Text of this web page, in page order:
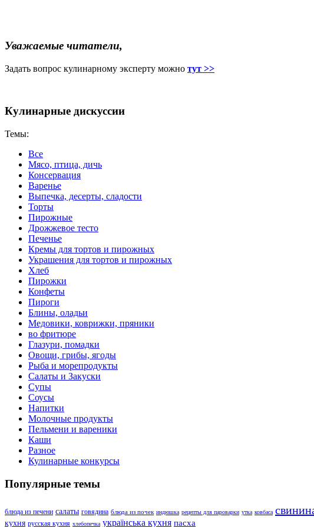
Уважаемые читатели,
Задать вопрос кулинарному эксперту можно тут >>
Кулинарные дискуссии
Темы:
Все
Мясо, птица, дичь
Консервация
Варенье
Выпечка, десерты, сладости
Торты
Пирожные
Дрожжевое тесто
Печенье
Кремы для тортов и пирожных
Украшения для тортов и пирожных
Хлеб
Пирожки
Конфеты
Пироги
Блины, оладьи
Медовики, коврижки, пряники
во фритюре
Глазури, помадки
Овощи, грибы, ягоды
Рыба и морепродукты
Салаты и Закуски
Супы
Соусы
Напитки
Молочные продукты
Пельмени и вареники
Каши
Разное
Кулинарные конкурсы
Популярные темы
блюда из печени салаты говядина блюда из почек индюшка рецепты для пароварки утка ковбаса
кухня русская кухня хлебопечка українська кухня пасха